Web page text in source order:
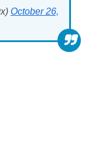
October 26,